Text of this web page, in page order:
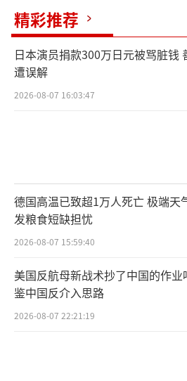
精彩推荐
日本演员捐款300万日元被骂脏钱
遭误解
2026-08-07 16:03:47
德国高温已致超1万人死亡 极端天
发粮食短缺担忧
2026-08-07 15:59:40
美国反航母新战术抄了中国的作业
鉴中国反介入思路
2026-08-07 22:21:19